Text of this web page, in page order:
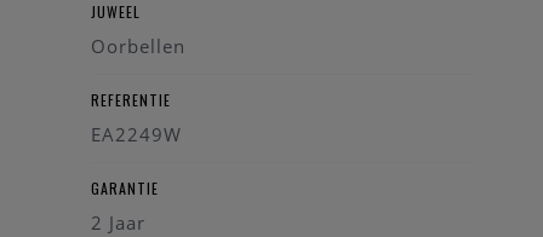
JUWEEL
Oorbellen
REFERENTIE
EA2249W
GARANTIE
2 Jaar